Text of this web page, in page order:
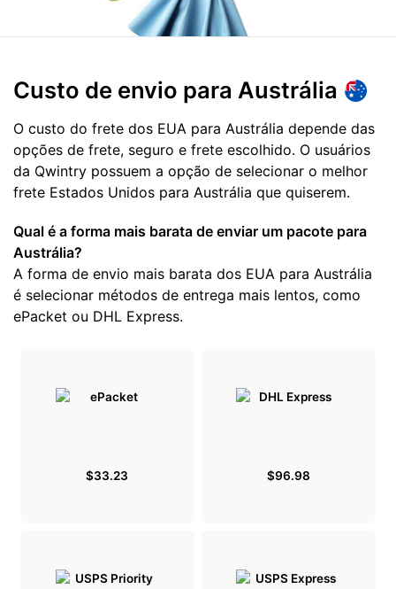
Custo de envio para Austrália
O custo do frete dos EUA para Austrália depende das
opções de frete, seguro e frete escolhido. O usuários
da Qwintry possuem a opção de selecionar o melhor
frete Estados Unidos para Austrália que quiserem.
Qual é a forma mais barata de enviar um pacote para
Austrália?
A forma de envio mais barata dos EUA para Austrália
é selecionar métodos de entrega mais lentos, como
ePacket ou DHL Express.
$33.23 $96.98